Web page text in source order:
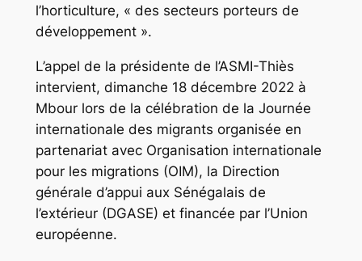
l’horticulture, « des secteurs porteurs de
développement ».
L’appel de la présidente de l’ASMI-Thiès
intervient, dimanche 18 décembre 2022 à
Mbour lors de la célébration de la Journée
internationale des migrants organisée en
partenariat avec Organisation internationale
pour les migrations (OIM), la Direction
générale d’appui aux Sénégalais de
l’extérieur (DGASE) et financée par l’Union
européenne.